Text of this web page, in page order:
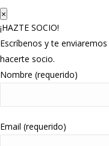
×
¡HAZTE SOCIO!
Escríbenos y te
hacerte socio.
Nombre (requerido)
Email (requerido)